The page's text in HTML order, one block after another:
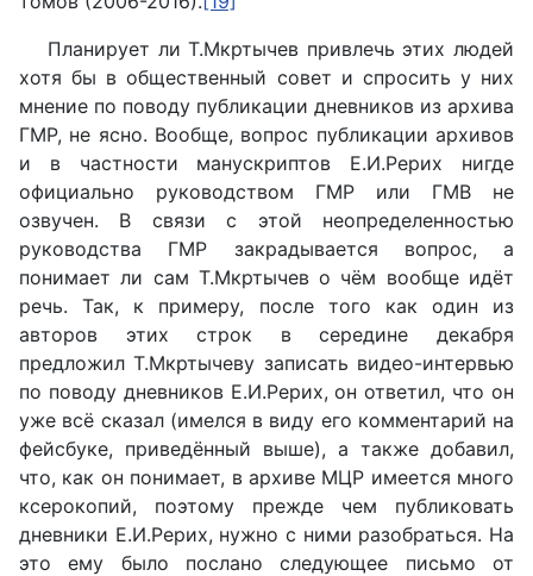
Планирует ли Т.Мкртычев привлечь этих людей
хотя бы в общественный совет и спросить у них
мнение по поводу публикации дневников из архива
ГМР, не ясно. Вообще, вопрос публикации архивов
и в частности манускриптов Е.И.Рерих нигде
официально руководством ГМР или ГМВ не
озвучен. В связи с этой неопределенностью
руководства ГМР закрадывается вопрос, а
понимает ли сам Т.Мкртычев о чём вообще идёт
речь. Так, к примеру, после того как один из
авторов этих строк в середине декабря
предложил Т.Мкртычеву записать видео-интервью
по поводу дневников Е.И.Рерих, он ответил, что он
уже всё сказал (имелся в виду его комментарий на
фейсбуке, приведённый выше), а также добавил,
что, как он понимает, в архиве МЦР имеется много
ксерокопий, поэтому прежде чем публиковать
дневники Е.И.Рерих, нужно с ними разобраться. На
это ему было послано следующее письмо от